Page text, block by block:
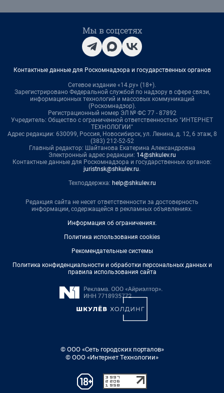
Мы в соцсетях
Контактные данные для Роскомнадзора и государственных органов
Сетевое издание «14.ру» (18+).
Зарегистрировано Федеральной службой по надзору в сфере связи,
информационных технологий и массовых коммуникаций
(Роскомнадзор).
Регистрационный номер ЭЛ № ФС 77 - 87892
Учредитель: Общество с ограниченной ответственностью "ИНТЕРНЕТ
ТЕХНОЛОГИИ"
Адрес редакции: 630099, Россия, Новосибирск, ул. Ленина, д. 12, 6 этаж, 8
(383) 212-52-52
Главный редактор: Шайтанова Екатерина Александровна
Электронный адрес редакции: 14@shkulev.ru
Контактные данные для Роскомнадзора и государственных органов:
juristnsk@shkulev.ru.
Техподдержка: help@shkulev.ru
Редакция сайта не несет ответственности за достоверность
информации, содержащейся в рекламных объявлениях.
Информация об ограничениях.
Политика использования cookies
Рекомендательные системы
Политика конфиденциальности и обработки персональных данных и
правила использования сайта
© ООО «Сеть городских порталов»
© ООО «Интернет Технологии»